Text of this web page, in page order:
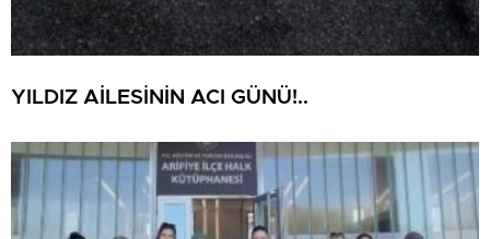
YILDIZ AİLESİNİN ACI GÜNÜ!..